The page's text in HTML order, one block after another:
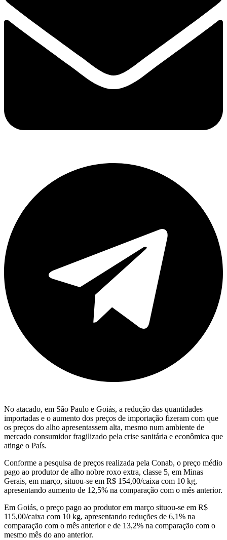
No atacado, em São Paulo e Goiás, a redução das quantidades
importadas e o aumento dos preços de importação fizeram com que
os preços do alho apresentassem alta, mesmo num ambiente de
mercado consumidor fragilizado pela crise sanitária e econômica que
atinge o País.
Conforme a pesquisa de preços realizada pela Conab, o preço médio
pago ao produtor de alho nobre roxo extra, classe 5, em Minas
Gerais, em março, situou-se em R$ 154,00/caixa com 10 kg,
apresentando aumento de 12,5% na comparação com o mês anterior.
Em Goiás, o preço pago ao produtor em março situou-se em R$
115,00/caixa com 10 kg, apresentando reduções de 6,1% na
comparação com o mês anterior e de 13,2% na comparação com o
mesmo mês do ano anterior.